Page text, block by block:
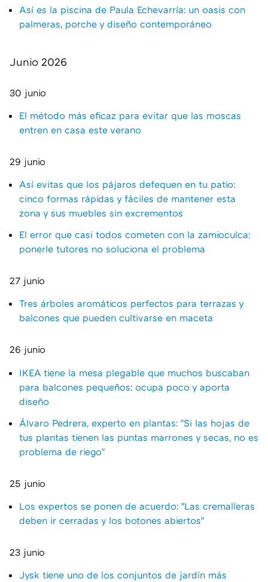
Así es la piscina de Paula Echevarría: un oasis con
palmeras, porche y diseño contemporáneo
Junio 2026
30 junio
El método más eficaz para evitar que las moscas
entren en casa este verano
29 junio
Así evitas que los pájaros defequen en tu patio:
cinco formas rápidas y fáciles de mantener esta
zona y sus muebles sin excrementos
El error que casi todos cometen con la zamioculca:
ponerle tutores no soluciona el problema
27 junio
Tres árboles aromáticos perfectos para terrazas y
balcones que pueden cultivarse en maceta
26 junio
IKEA tiene la mesa plegable que muchos buscaban
para balcones pequeños: ocupa poco y aporta
diseño
Álvaro Pedrera, experto en plantas: "Si las hojas de
tus plantas tienen las puntas marrones y secas, no es
problema de riego"
25 junio
Los expertos se ponen de acuerdo: "Las cremalleras
deben ir cerradas y los botones abiertos"
23 junio
Jysk tiene uno de los conjuntos de jardín más